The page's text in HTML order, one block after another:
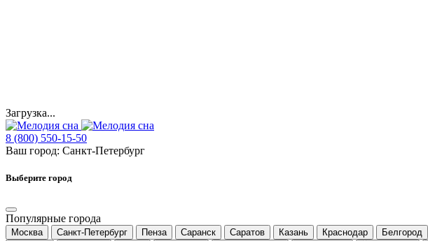
Загрузка...
8 (800) 550-15-50
Ваш город: Санкт-Петербург
Выберите город
Популярные города
Москва Санкт-Петербург Пенза Саранск Саратов Казань Краснодар Белгород